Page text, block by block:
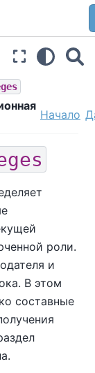
Начало
роли.
и
В этом
составные